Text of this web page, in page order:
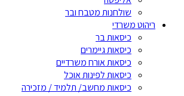
שולחנות מטבח ובר
ריהוט משרדי
כיסאות בר
כיסאות גיימרים
כיסאות אורח משרדיים
כיסאות לפינות אוכל
כיסאות מחשב/ תלמיד / מזכירה